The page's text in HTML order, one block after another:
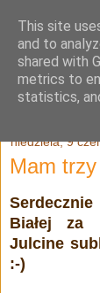
Julia
niedziela, 9
Mam
Białej za
Julcine
:-)
This site
and to
shared with
metrics to
statistics,